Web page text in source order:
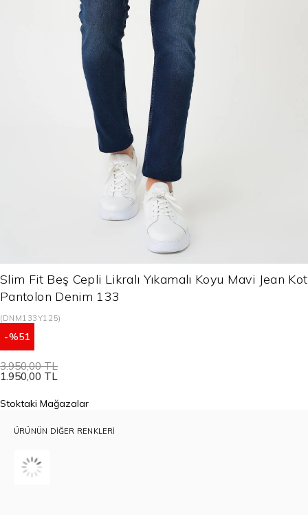
Slim Fit Beş Cepli Likralı Yıkamalı Koyu Mavi Jean Kot
Pantolon Denim 133
(DNM133Y125)
51
3.950,00 TL
1.950,00 TL
Stoktaki Mağazalar
ÜRÜNÜN DIĞER RENKLERI